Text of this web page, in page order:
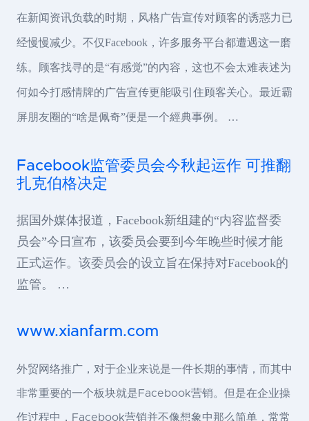
在新闻资讯负载的时期，风格广告宣传对顾客的诱惑力已
经慢慢减少。不仅Facebook，许多服务平台都遭遇这一磨
练。顾客找寻的是“有感觉”的內容，这也不会太难表述为
何如今打感情牌的广告宣传更能吸引住顾客关心。最近霸
屏朋友圈的“啥是佩奇”便是一个經典事例。 …
Facebook监管委员会今秋起运作 可推翻
扎克伯格决定
据国外媒体报道，Facebook新组建的“内容监督委
员会”今日宣布，该委员会要到今年晚些时候才能
正式运作。该委员会的设立旨在保持对Facebook的
监管。 …
www.xianfarm.com
外贸网络推广，对于企业来说是一件长期的事情，而其中
非常重要的一个板块就是Facebook营销。但是在企业操
作过程中，Facebook营销并不像想象中那么简单，常常